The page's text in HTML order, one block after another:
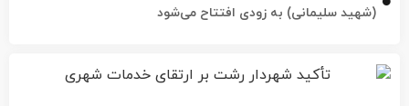
(شهید سلیمانی) به زودی افتتاح می‌شود